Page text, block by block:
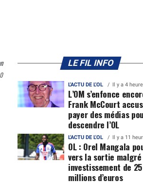
LE FIL INFO
L'ACTU DE L'OL Il y a 4
L’OM s’enfonce
Frank McCourt
payer des médias
descendre l’OL
L'ACTU DE L'OL Il y a 11
OL : Orel Mangala
vers la sortie malgré
investissement de 25
millions d’euros